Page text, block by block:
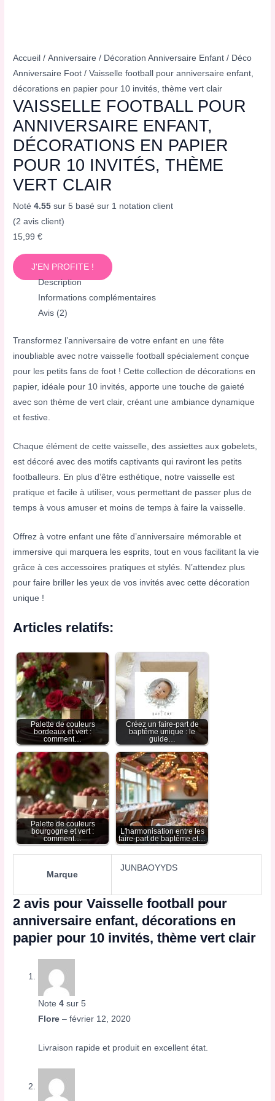
Accueil /Anniversaire / Décoration Anniversaire Enfant / Déco
Anniversaire Foot / Vaisselle football pour anniversaire enfant,
décorations en papier pour 10 invités, thème vert clair
VAISSELLE FOOTBALL POUR
ANNIVERSAIRE ENFANT,
DÉCORATIONS EN PAPIER
POUR 10 INVITÉS, THÈME
VERT CLAIR
Noté4.55 sur 5 basé sur 1 notation client
(2 avis client)
15,99€
J'EN PROFITE !
Description
Informations complémentaires
Avis (2)
Transformez l’anniversaire de votre enfant en une fête
inoubliable avec notre vaisselle football spécialement conçue
pour les petits fans de foot ! Cette collection de décorations en
papier, idéale pour 10 invités, apporte une touche de gaieté
avec son thème de vert clair, créant une ambiance dynamique
et festive.
Chaque élément de cette vaisselle, des assiettes aux gobelets,
est décoré avec des motifs captivants qui raviront les petits
footballeurs. En plus d’être esthétique, notre vaisselle est
pratique et facile à utiliser, vous permettant de passer plus de
temps à vous amuser et moins de temps à faire la vaisselle.
Offrez à votre enfant une fête d’anniversaire mémorable et
immersive qui marquera les esprits, tout en vous facilitant la vie
grâce à ces accessoires pratiques et stylés. N’attendez plus
pour faire briller les yeux de vos invités avec cette décoration
unique !
Articles relatifs:
Palette de couleurs
bordeaux et vert :
comment…
Créez un faire-part de
baptême unique : le
guide…
Palette de couleurs
bourgogne et vert :
comment…
L'harmonisation entre les
faire-part de baptême et…
Marque
JUNBAOYYDS
2 avis pourVaisselle football pour
anniversaire enfant, décorations en
papier pour 10 invités, thème vert clair
Note4 sur 5
Flore– février 12, 2020
Livraison rapide et produit en excellent état.